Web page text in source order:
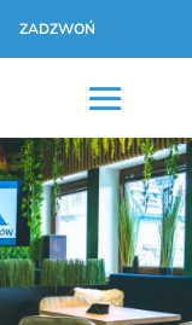
ZADZWOŃ